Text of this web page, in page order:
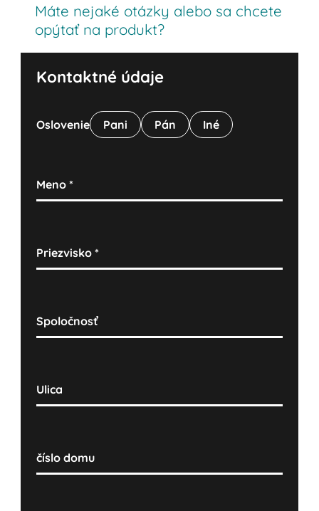
Máte nejaké otázky alebo sa chcete
opýtať na produkt?
Kontaktné údaje
Oslovenie Pani Pán Iné
Meno*
Priezvisko*
Spoločnosť
Ulica
číslo domu